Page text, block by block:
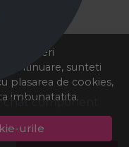
a va oferi
continuare, sunteti
plasarea de cookies,
imbunatatita.
urile
chat component